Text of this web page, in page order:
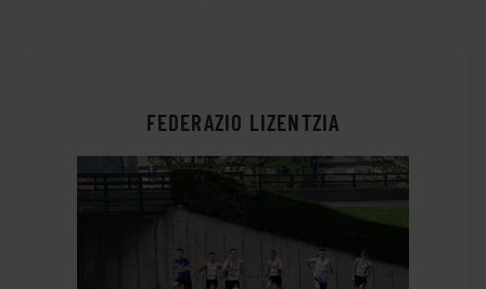
FEDERAZIO LIZENTZIA